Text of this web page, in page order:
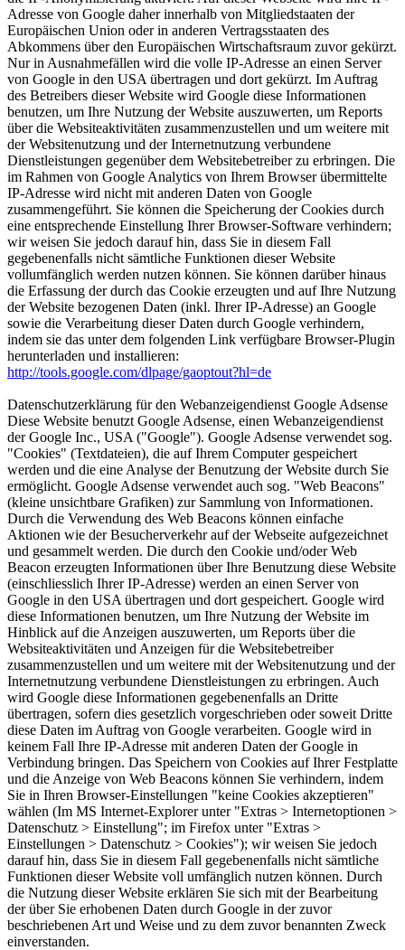
Adresse von Google daher innerhalb von Mitgliedstaaten der
Europäischen Union oder in anderen Vertragsstaaten des
Abkommens über den Europäischen Wirtschaftsraum zuvor gekürzt.
Nur in Ausnahmefällen wird die volle IP-Adresse an einen Server
von Google in den USA übertragen und dort gekürzt. Im Auftrag
des Betreibers dieser Website wird Google diese Informationen
benutzen, um Ihre Nutzung der Website auszuwerten, um Reports
über die Websiteaktivitäten zusammenzustellen und um weitere mit
der Websitenutzung und der Internetnutzung verbundene
Dienstleistungen gegenüber dem Websitebetreiber zu erbringen. Die
im Rahmen von Google Analytics von Ihrem Browser übermittelte
IP-Adresse wird nicht mit anderen Daten von Google
zusammengeführt. Sie können die Speicherung der Cookies durch
eine entsprechende Einstellung Ihrer Browser-Software verhindern;
wir weisen Sie jedoch darauf hin, dass Sie in diesem Fall
gegebenenfalls nicht sämtliche Funktionen dieser Website
vollumfänglich werden nutzen können. Sie können darüber hinaus
die Erfassung der durch das Cookie erzeugten und auf Ihre Nutzung
der Website bezogenen Daten (inkl. Ihrer IP-Adresse) an Google
sowie die Verarbeitung dieser Daten durch Google verhindern,
indem sie das unter dem folgenden Link verfügbare Browser-Plugin
herunterladen und installieren:
http://tools.google.com/dlpage/gaoptout?hl=de
Datenschutzerklärung für den Webanzeigendienst Google Adsense
Diese Website benutzt Google Adsense, einen Webanzeigendienst
der Google Inc., USA ("Google"). Google Adsense verwendet sog.
"Cookies" (Textdateien), die auf Ihrem Computer gespeichert
werden und die eine Analyse der Benutzung der Website durch Sie
ermöglicht. Google Adsense verwendet auch sog. "Web Beacons"
(kleine unsichtbare Grafiken) zur Sammlung von Informationen.
Durch die Verwendung des Web Beacons können einfache
Aktionen wie der Besucherverkehr auf der Webseite aufgezeichnet
und gesammelt werden. Die durch den Cookie und/oder Web
Beacon erzeugten Informationen über Ihre Benutzung diese Website
(einschliesslich Ihrer IP-Adresse) werden an einen Server von
Google in den USA übertragen und dort gespeichert. Google wird
diese Informationen benutzen, um Ihre Nutzung der Website im
Hinblick auf die Anzeigen auszuwerten, um Reports über die
Websiteaktivitäten und Anzeigen für die Websitebetreiber
zusammenzustellen und um weitere mit der Websitenutzung und der
Internetnutzung verbundene Dienstleistungen zu erbringen. Auch
wird Google diese Informationen gegebenenfalls an Dritte
übertragen, sofern dies gesetzlich vorgeschrieben oder soweit Dritte
diese Daten im Auftrag von Google verarbeiten. Google wird in
keinem Fall Ihre IP-Adresse mit anderen Daten der Google in
Verbindung bringen. Das Speichern von Cookies auf Ihrer Festplatte
und die Anzeige von Web Beacons können Sie verhindern, indem
Sie in Ihren Browser-Einstellungen "keine Cookies akzeptieren"
wählen (Im MS Internet-Explorer unter "Extras > Internetoptionen >
Datenschutz > Einstellung"; im Firefox unter "Extras >
Einstellungen > Datenschutz > Cookies"); wir weisen Sie jedoch
darauf hin, dass Sie in diesem Fall gegebenenfalls nicht sämtliche
Funktionen dieser Website voll umfänglich nutzen können. Durch
die Nutzung dieser Website erklären Sie sich mit der Bearbeitung
der über Sie erhobenen Daten durch Google in der zuvor
beschriebenen Art und Weise und zu dem zuvor benannten Zweck
einverstanden.